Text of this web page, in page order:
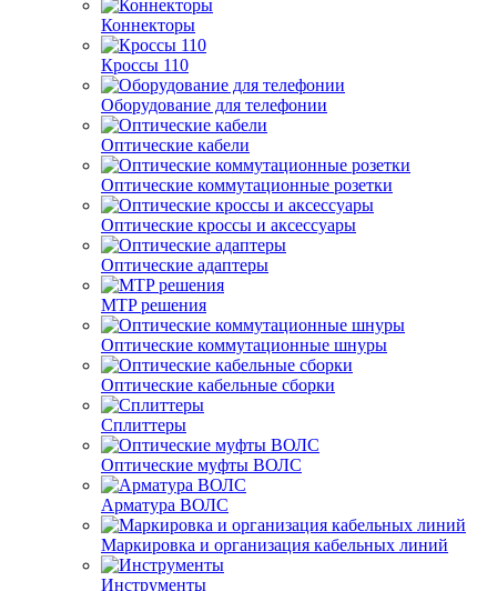
Коннекторы
Кроссы 110
Оборудование для телефонии
Оптические кабели
Оптические коммутационные розетки
Оптические кроссы и аксессуары
Оптические адаптеры
MTP решения
Оптические коммутационные шнуры
Оптические кабельные сборки
Сплиттеры
Оптические муфты ВОЛС
Арматура ВОЛС
Маркировка и организация кабельных линий
Инструменты